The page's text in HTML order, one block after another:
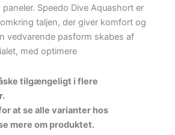
Speedo Dive Aquashort er
taljen, der giver komfort og
vedvarende pasform skabes af
med optimere
tilgængeligt i flere
at se alle varianter hos
mere om produktet.